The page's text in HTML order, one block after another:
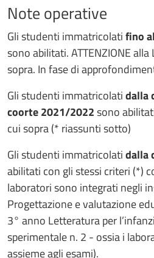
Note operative
Gli studenti immatricolatifino
sono abilitati. ATTENZIONE
sopra. In fase di
Gli studenti immatricolatidalla
coorte 2021/2022sono
cui sopra (* riassunti sotto)
Gli studenti immatricolatidalla
abilitati con gli stessi criteri (*)
laboratori sono integrati negli
Progettazione e valutazione
3° anno Letteratura per
sperimentale n. 2 - ossia i
assieme agli esami).